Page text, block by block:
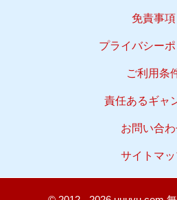
免責事項
プライバシー
ご利用条
責任あるギャ
お問い合
サイトマ